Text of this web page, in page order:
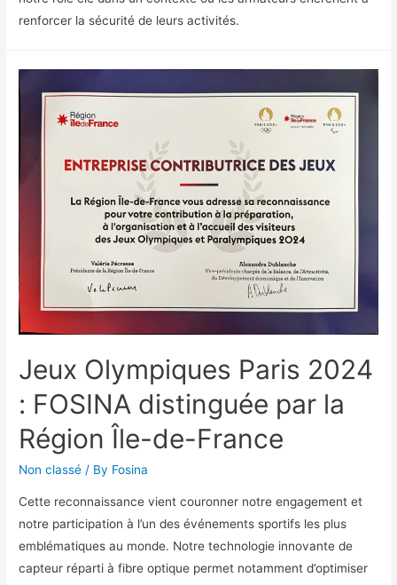
renforcer la sécurité de leurs activités.
Jeux Olympiques Paris 2024
: FOSINA distinguée par la
Région Île-de-France
Non classé / By Fosina
Cette reconnaissance vient couronner notre engagement et
notre participation à l’un des événements sportifs les plus
emblématiques au monde. Notre technologie innovante de
capteur réparti à fibre optique permet notamment d’optimiser